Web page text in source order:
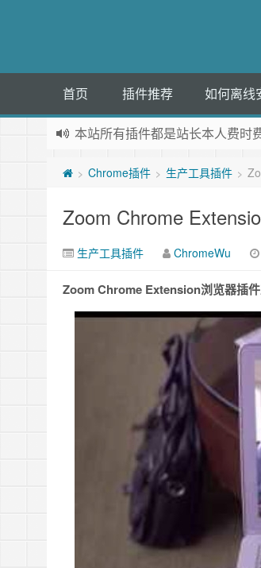
首页 插件推荐 如何离线
本站所有插件都是站长本人费时
> Chrome插件 > 生产工具插件 >
Zoom Chrome
生产工具插件 ChromeWu
Zoom Chrome Extension浏览器插